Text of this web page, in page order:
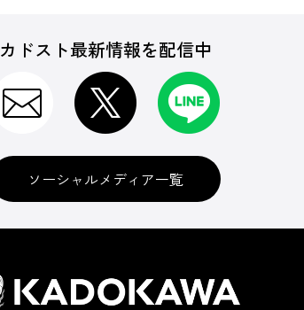
カドスト最新情報を配信中
ソーシャルメディア一覧